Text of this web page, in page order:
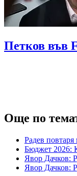
Петков във
Още по
Радев
Бюджет 2026:
Явор Дачков:
Явор Дачков: